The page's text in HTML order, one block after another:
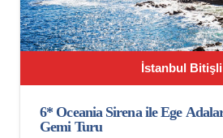
İstanbul Bitişli
6* Oceania Sirena ile Ege
Gemi Turu